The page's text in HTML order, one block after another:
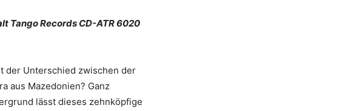
Tango Records CD-ATR 6020
der Unterschied zwischen der
aus Mazedonien? Ganz
lässt dieses zehnköpfige